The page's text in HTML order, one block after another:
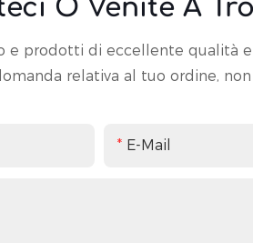
O Venite A
e prodotti di eccellente qualità
relativa al tuo ordine,
E-Mail